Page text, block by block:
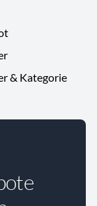
& Kategorie